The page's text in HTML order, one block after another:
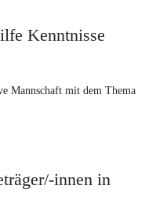
Kenntnisse
Mannschaft mit dem Thema
innen in